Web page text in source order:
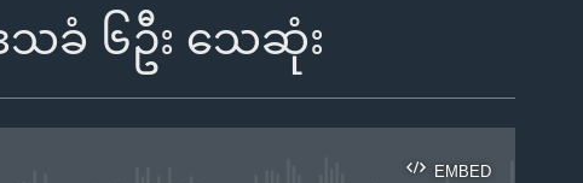
သခံ ၆ဦး သေဆုံး
EMBED